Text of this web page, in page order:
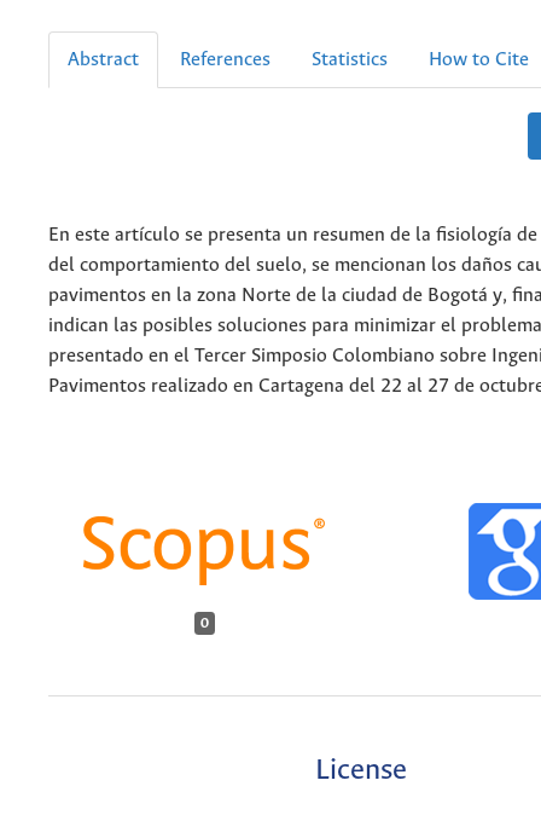
Abstract References Statistics How to Cite
En este artículo se presenta un resumen de la fisiología
del comportamiento del suelo, se mencionan los daños
pavimentos en la zona Norte de la ciudad de Bogotá y,
indican las posibles soluciones para minimizar el
presentado en el Tercer Simposio Colombiano sobre
Pavimentos realizado en Cartagena del 22 al 27 de
0
License